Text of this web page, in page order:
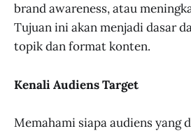
brand awareness, atau
Tujuan ini akan menjadi dasar
topik dan format konten.
Kenali Audiens Target
Memahami siapa audiens yang